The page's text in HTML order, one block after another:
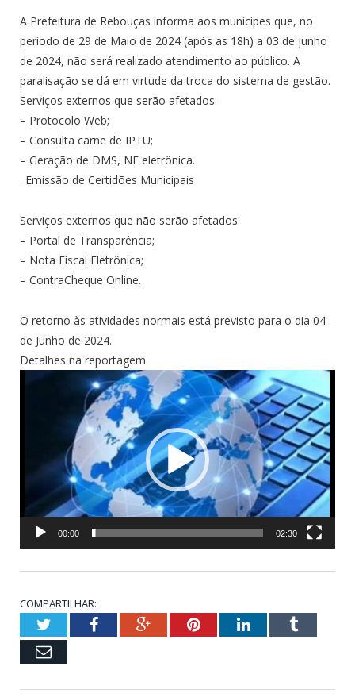
A Prefeitura de Rebouças informa aos munícipes que, no
período de 29 de Maio de 2024 (após as 18h) a 03 de junho
de 2024, não será realizado atendimento ao público. A
paralisação se dá em virtude da troca do sistema de gestão.
Serviços externos que serão afetados:
– Protocolo Web;
– Consulta carne de IPTU;
– Geração de DMS, NF eletrônica.
. Emissão de Certidões Municipais
Serviços externos que não serão afetados:
– Portal de Transparência;
– Nota Fiscal Eletrônica;
– ContraCheque Online.
O retorno às atividades normais está previsto para o dia 04
de Junho de 2024.
Detalhes na reportagem
Tocador
00:00 02:30
COMPARTILHAR:
TwitterFacebookGoogle+PinterestLinkedInTumblr
Email